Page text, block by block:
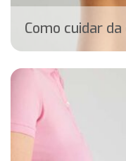
Como cuidar